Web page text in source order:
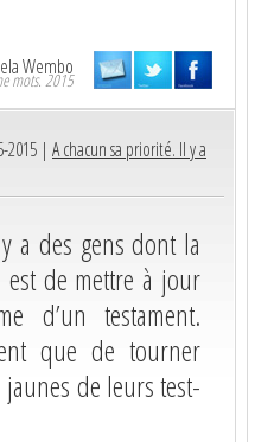
Wembo
mots. 2015
2015 | A chacun sa priorité. Il y a
a des gens dont la
est de mettre à jour
d’un testament.
que de tourner
de leurs test-